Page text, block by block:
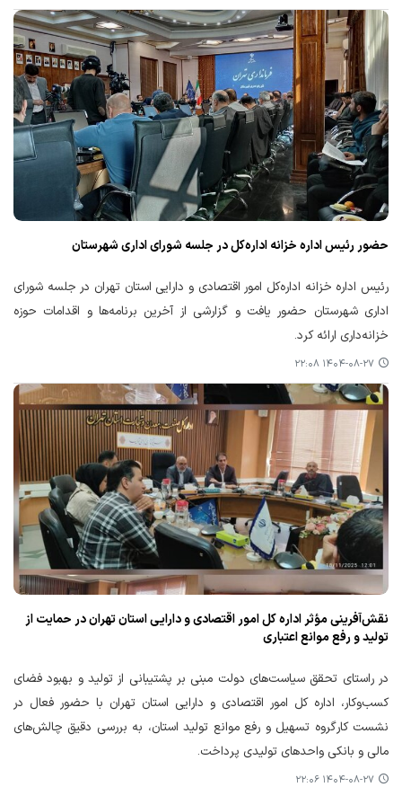
حضور رئیس اداره خزانه اداره‌کل در جلسه شورای اداری شهرستان
رئیس اداره خزانه اداره‌کل امور اقتصادی و دارایی استان تهران در جلسه شورای
اداری شهرستان حضور یافت و گزارشی از آخرین برنامه‌ها و اقدامات حوزه
خزانه‌داری ارائه کرد.
۱۴۰۴-۰۸-۲۷ ۲۲:۰۸
نقش‌آفرینی مؤثر اداره کل امور اقتصادی و دارایی استان تهران در حمایت از
تولید و رفع موانع اعتباری
در راستای تحقق سیاست‌های دولت مبنی بر پشتیبانی از تولید و بهبود فضای
کسب‌وکار، اداره کل امور اقتصادی و دارایی استان تهران با حضور فعال در
نشست کارگروه تسهیل و رفع موانع تولید استان، به بررسی دقیق چالش‌های
مالی و بانکی واحدهای تولیدی پرداخت.
۱۴۰۴-۰۸-۲۷ ۲۲:۰۶